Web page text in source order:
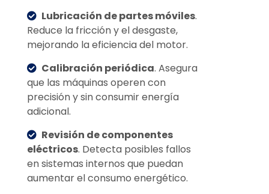
Lubricación de partes móviles.
Reduce la fricción y el desgaste,
mejorando la eficiencia del motor.
Calibración periódica. Asegura
que las máquinas operen con
precisión y sin consumir energía
adicional.
Revisión de componentes
eléctricos. Detecta posibles fallos
en sistemas internos que puedan
aumentar el consumo energético.